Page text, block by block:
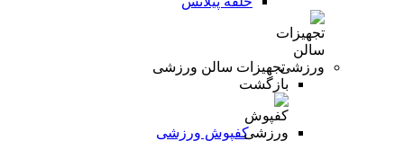
تجهیزات سالن ورزشی
بازگشت
کفپوش ورزشی